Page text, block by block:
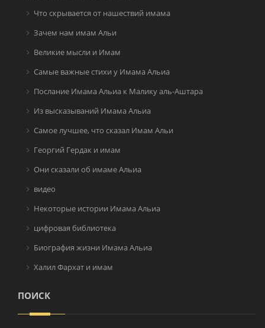
Что скрывается от нашествий имама
Зачем нам имам Альи
Великие мысли и Имам
Самые важные стихи у Имама Альиа
Послание Имама Альиа к Малику аль-Аштара
Из высказываний Имама Альиа
Самое лучшее, что сказал Имам Альи
Георгий Гердак и имам
Они сказали об имаме Альиа
видео
Некоторые истории Имама Альиа
цифровая библиотека
Биография жизни Имама Альиа
Халил Фархат и имам
ПОИСК